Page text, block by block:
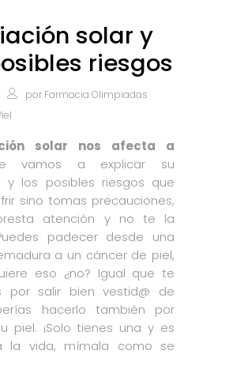
solar y
riesgos
por Farmacia Olimpiadas
solar nos afecta a
vamos a explicar su
y los posibles riesgos que
sino tomas precauciones,
atención y no te la
padecer desde una
a un cáncer de piel,
eso ¿no? Igual que te
por salir bien vestid@ de
hacerlo también por
piel. ¡Solo tienes una y es
la vida, mímala como se